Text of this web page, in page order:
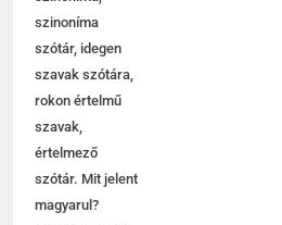
szinoníma
szótár, idegen
szavak szótára,
rokon értelmű
szavak,
értelmező
szótár. Mit jelent
magyarul?